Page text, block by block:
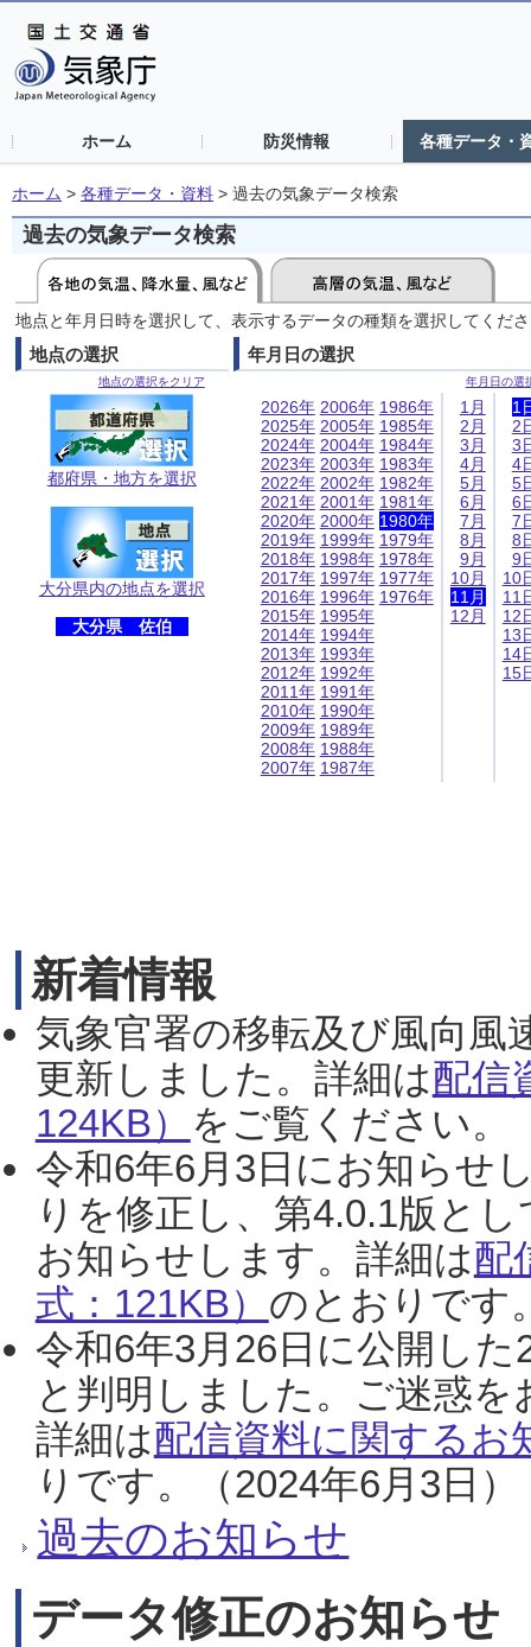
ホーム 防災情報 各種データ・
ホーム > 各種データ・資料 > 過去の気象データ検索
過去の気象データ検索
地点と年月日時を選択して、表示するデータの種類を選択してくだ
地点の選択
地点の選択をクリア
都府県・地方を選択
大分県内の地点を選択
大分県 佐伯
年月日の選択
年月日の選
2026年
2025年
2024年
2023年
2022年
2021年
2020年
2019年
2018年
2017年
2016年
2015年
2014年
2013年
2012年
2011年
2010年
2009年
2008年
2007年
2006年
2005年
2004年
2003年
2002年
2001年
2000年
1999年
1998年
1997年
1996年
1995年
1994年
1993年
1992年
1991年
1990年
1989年
1988年
1987年
1986年
1985年
1984年
1983年
1982年
1981年
1980年
1979年
1978年
1977年
1976年
1月
2月
3月
4月
5月
6月
7月
8月
9月
10月
11月
12月
1
2
3
4
5
6
7
8
9
10
11
12
13
14
15
新着情報
気象官署の移転及び風向風
更新しました。詳細は配信
124KB） をご覧ください。
令和6年6月3日にお知らせ
りを修正し、第4.0.1版と
お知らせします。詳細は配
式：121KB） のとおりです
令和6年3月26日に公開し
と判明しました。ご迷惑
詳細は配信資料に関するお
りです。（2024年6月3日）
過去のお知らせ
データ修正のお知らせ